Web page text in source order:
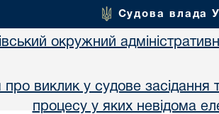
Судова влада
окружний
виклик у судове засідання
процесу у яких невідома